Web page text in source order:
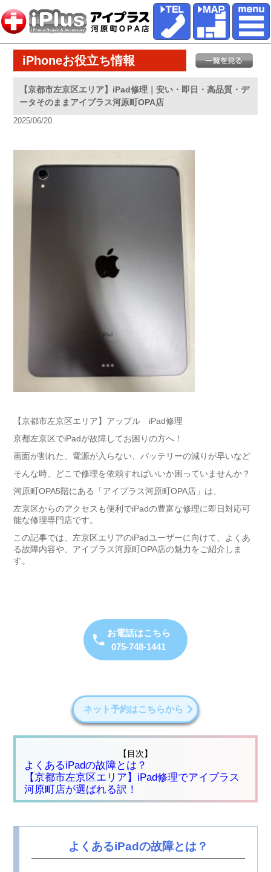
iPhoneお役立ち情報
【京都市左京区エリア】iPad修理｜安い・即日・高品質・デ
ータそのままアイプラス河原町OPA店
2025/06/20
【京都市左京区エリア】アップル iPad修理
京都左京区でiPadが故障してお困りの方へ！
画面が割れた、電源が入らない、バッテリーの減りが早いなど
そんな時、どこで修理を依頼すればいいか困っていませんか？
河原町OPA5階にある「アイプラス河原町OPA店」は、
左京区からのアクセスも便利でiPadの豊富な修理に即日対応可
能な修理専門店です。
この記事では、左京区エリアのiPadユーザーに向けて、よくあ
る故障内容や、アイプラス河原町OPA店の魅力をご紹介しま
す。
お電話はこちら
075-748-1441
ネット予約はこちらから
【目次】
よくあるiPadの故障とは？
【京都市左京区エリア】iPad修理でアイプラス
河原町店が選ばれる訳！
よくあるiPadの故障とは？